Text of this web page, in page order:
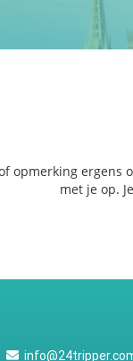
opmerking
met je op.